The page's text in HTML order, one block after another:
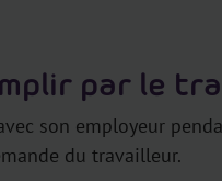
par le
son employeur
du travailleur.